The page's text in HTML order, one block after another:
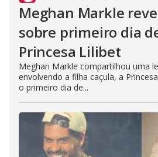
Meghan Markle
sobre primeiro dia
Princesa Lilibet
Meghan Markle compartilhou uma
envolvendo a filha caçula, a
o primeiro dia de...